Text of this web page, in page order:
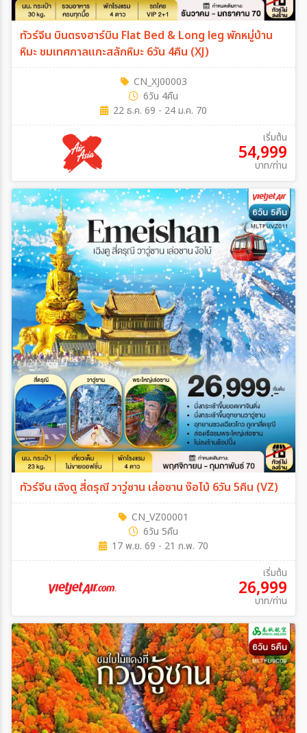
ทัวร์จีน บินตรงฮาร์บิน Flat Bed & Long leg พักหมู่บ้าน
หิมะ ชมเทศกาลแกะสลักหิมะ 6วัน 4คืน (XJ)
CN_XJ00003
6วัน 4คืน
22 ธ.ค. 69 - 24 ม.ค. 70
เริ่มต้น
54,999
บาท/ท่าน
ทัวร์จีน เฉิงตู สี่ดรุณี วาวู่ซาน เล่อซาน ง๊อไบ้ 6วัน 5คืน (VZ)
CN_VZ00001
6วัน 5คืน
17 พ.ย. 69 - 21 ก.พ. 70
เริ่มต้น
26,999
บาท/ท่าน